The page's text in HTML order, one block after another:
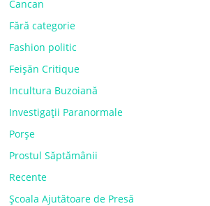
Cancan
Fără categorie
Fashion politic
Feișăn Critique
Incultura Buzoiană
Investigații Paranormale
Porșe
Prostul Săptămânii
Recente
Școala Ajutătoare de Presă